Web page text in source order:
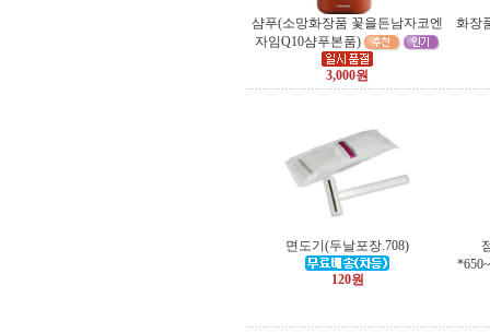
샴푸(소망화장품 꽃을든남자코엔
자임Q10샴푸본품)
3,000원
화장
면도기(두날포장.708)
120원